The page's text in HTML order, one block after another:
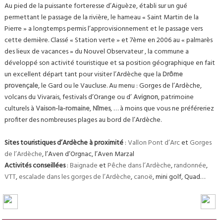
Au pied de la puissante forteresse d’Aiguèze, établi sur un gué
permettant le passage de la rivière, le hameau « Saint Martin de la
Pierre » a longtemps permis l’approvisionnement et le passage vers
cette dernière. Classé « Station verte » et 7ème en 2006 au « palmarès
des lieux de vacances » du Nouvel Observateur , la commune a
développé son activité touristique et sa position géographique en fait
un excellent départ tant pour visiter l’Ardèche que laDrôme
provençale, le Gard ou le Vaucluse. Au menu : Gorges de l’Ardèche,
volcans du Vivarais, festivals d’Orange ou d’Avignon, patrimoine
culturels àVaison-la-romaine,Nîmes, … à moins que vous ne préféreriez
profiter des nombreuses plages au bord de l’Ardèche.
Sites touristiques d’Ardèche à proximité:Vallon Pont d’Arcet Gorges
de l’Ardèche, l’Aven d’Orgnac, l’Aven Marzal
Activités conseillées:BaignadeetPêche dans l’Ardèche,randonnée,
VTT,escalade dans les gorges de l’Ardèche,canoë, mini golf, Quad…